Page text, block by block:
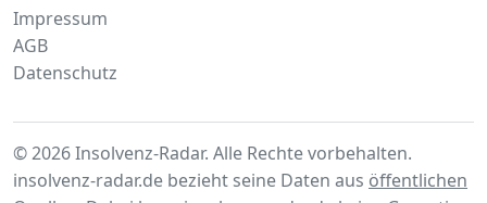
Impressum
AGB
Datenschutz
© 2026 Insolvenz-Radar. Alle Rechte vorbehalten.
insolvenz-radar.de bezieht seine Daten aus öffentlichen